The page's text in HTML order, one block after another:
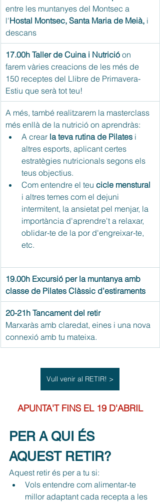
entre les muntanyes del Montsec a
l'Hostal Montsec, Santa Maria de Meià, i
descans
17.00h Taller de Cuina i Nutrició on
farem vàries creacions de les més de
150 receptes del Llibre de Primavera-
Estiu que serà tot teu!
A més, també realitzarem la masterclass
més enllà de la nutrició on aprendràs:
A crear la teva rutina de Pilates i
altres esports, aplicant certes
estratègies nutricionals segons els
teus objectius.
Com entendre el teu cicle menstural
i altres temes com el dejuni
intermitent, la ansietat pel menjar, la
importància d'aprendre't a relaxar,
oblidar-te de la por d'engreixar-te,
etc.
19.00h Excursió per la muntanya amb
classe de Pilates Clàssic d’estiraments
20-21h Tancament del retir
Marxaràs amb claredat, eines i una nova
connexió amb tu mateixa.
Vull venir al RETIR! >
APUNTA'T FINS EL 19 D'ABRIL
PER A QUI ÉS
AQUEST RETIR?
Aquest retir és per a tu si:
Vols entendre com alimentar-te
millor adaptant cada recepta a les